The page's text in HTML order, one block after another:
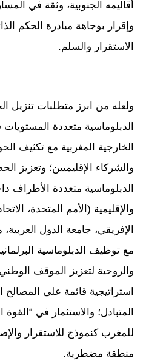
أقاليمه الجنوبية، وثقة في
وإقرار بوجاهة مبادرة الحكم
الاستقرار والسلم.
ولعله من ابرز متطلبات تنزيل
الدبلوماسية متعددة
الخارجية المغربية مع تكثيف
والشركاء الإقليميين؛ وتعزيز
الدبلوماسية متعددة الأطراف
والإقليمية (الأمم المتحدة،
الإفريقي، جامعة الدول
مع توظيف الدبلوماسية
والروحية لتعزيز الموقف
استراتيجية قائمة على المصالح
للمغرب كنموذج للاستقرار
منطقة مضطربة.